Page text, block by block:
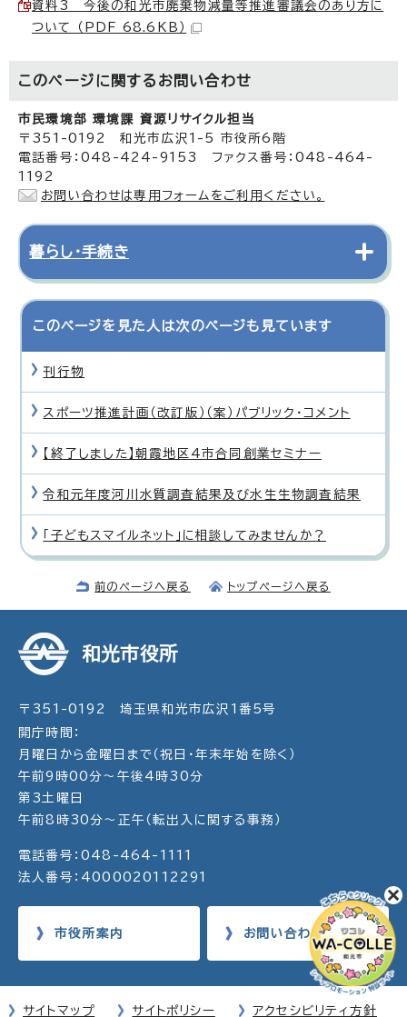
資料3 今後の和光市廃棄物減量等推進審議会のあり方に
ついて （PDF 68.6KB）
このページに関する お問い合わせ
市民環境部 環境課 資源リサイクル担当
〒351-0192 和光市広沢1-5 市役所6階
電話番号：048-424-9153 ファクス番号：048-464-
1192
お問い合わせは専用フォームをご利用ください。
暮らし・手続き
このページを見た人は次のページも見ています
刊行物
スポーツ推進計画（改訂版）（案）パブリック・コメント
【終了しました】朝霞地区4市合同創業セミナー
令和元年度河川水質調査結果及び水生生物調査結果
「子どもスマイルネット」に相談してみませんか？
前のページへ戻る トップページへ戻る
和光市役所
〒351-0192 埼玉県和光市広沢1番5号
開庁時間：
月曜日から金曜日まで（祝日・年末年始を除く）
午前9時00分～午後4時30分
第3土曜日
午前8時30分～正午（転出入に関する事務）
電話番号：048-464-1111
法人番号：4000020112291
市役所案内 お問い合わせ
サイトマップ サイトポリシー アクセシビリティ方針